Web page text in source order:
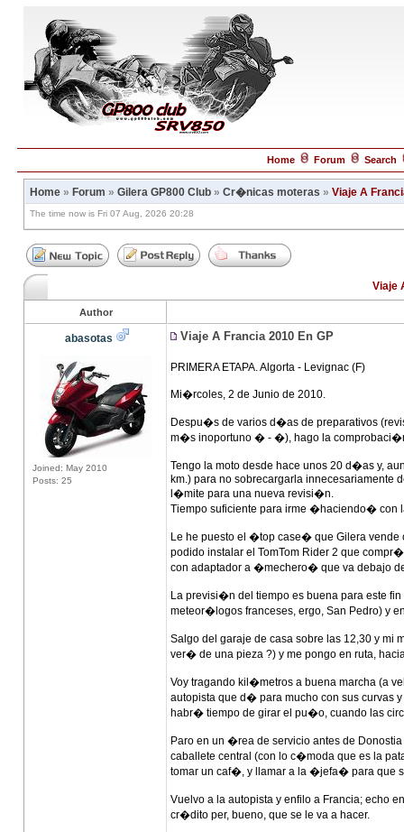
Home Forum Search
Home » Forum » Gilera GP800 Club » Cr�nicas moteras » Viaje A
The time now is Fri 07 Aug, 2026 20:28
Viaje
Author
abasotas
Joined: May 2010
Posts: 25
Viaje A Francia 2010 En GP
PRIMERA ETAPA. Algorta - Levignac (F)
Mi�rcoles, 2 de Junio de 2010.
Despu�s de varios d�as de preparativos
m�s inoportuno � - �), hago la
Tengo la moto desde hace unos 20 d�as y,
km.) para no sobrecargarla innecesariamente
l�mite para una nueva revisi�n.
Tiempo suficiente para irme �haciendo� con
Le he puesto el �top case� que Gilera
podido instalar el TomTom Rider 2 que
con adaptador a �mechero� que va debajo
La previsi�n del tiempo es buena para este
meteor�logos franceses, ergo, San Pedro) y
Salgo del garaje de casa sobre las 12,30 y
ver� de una pieza ?) y me pongo en ruta,
Voy tragando kil�metros a buena marcha (a
autopista que d� para mucho con sus curvas
habr� tiempo de girar el pu�o, cuando las
Paro en un �rea de servicio antes de
caballete central (con lo c�moda que es la
tomar un caf�, y llamar a la �jefa� para que
Vuelvo a la autopista y enfilo a Francia; echo
cr�dito per, bueno, que se le va a hacer.